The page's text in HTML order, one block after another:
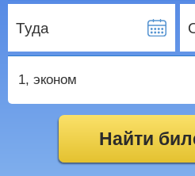
Туда
1, эконом
Найти